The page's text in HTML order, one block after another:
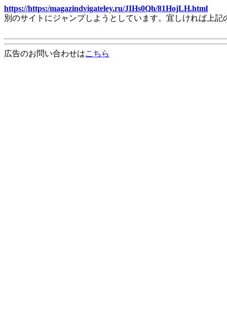
https://https:/magazindvigateley.ru/JIHs0Qh/81HojLH.html
別のサイトにジャンプしようとしています。宜しければ上
広告のお問い合わせはこちら